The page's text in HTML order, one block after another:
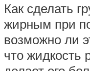
Как сделать
жирным при
возможно ли
что жидкость